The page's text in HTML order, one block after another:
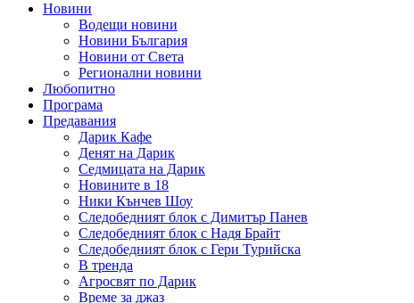
Новини
Водещи новини
Новини България
Новини от Света
Регионални новини
Любопитно
Програма
Предавания
Дарик Кафе
Денят на Дарик
Седмицата на Дарик
Новините в 18
Ники Кънчев Шоу
Следобедният блок с Димитър Панев
Следобедният блок с Надя Брайт
Следобедният блок с Гери Турийска
В тренда
Агросвят по Дарик
Време за джаз